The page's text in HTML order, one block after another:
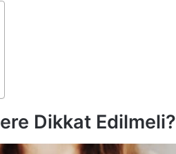
Dikkat Edilmeli?